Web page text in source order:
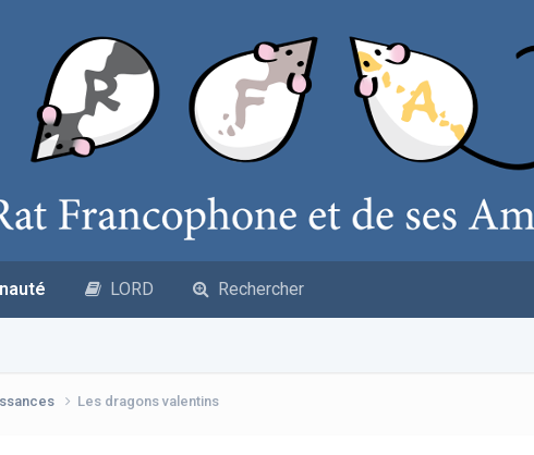
LORD Rechercher
Les dragons valentins